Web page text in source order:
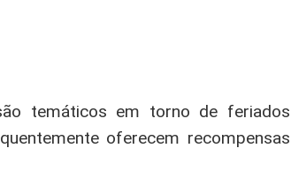
temáticos em torno de feriados
oferecem recompensas